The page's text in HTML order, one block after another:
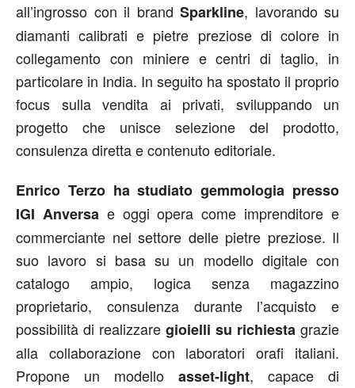
all’ingrosso con il brand Sparkline, lavorando su
diamanti calibrati e pietre preziose di colore in
collegamento con miniere e centri di taglio, in
particolare in India. In seguito ha spostato il proprio
focus sulla vendita ai privati, sviluppando un
progetto che unisce selezione del prodotto,
consulenza diretta e contenuto editoriale.
Enrico Terzo ha studiato gemmologia presso
IGI Anversae oggi opera come imprenditore e
commerciante nel settore delle pietre preziose. Il
suo lavoro si basa su un modello digitale con
catalogo ampio, logica senza magazzino
proprietario, consulenza durante l’acquisto e
possibilità di realizzare gioielli su richiesta grazie
alla collaborazione con laboratori orafi italiani.
Propone un modello asset-light, capace di